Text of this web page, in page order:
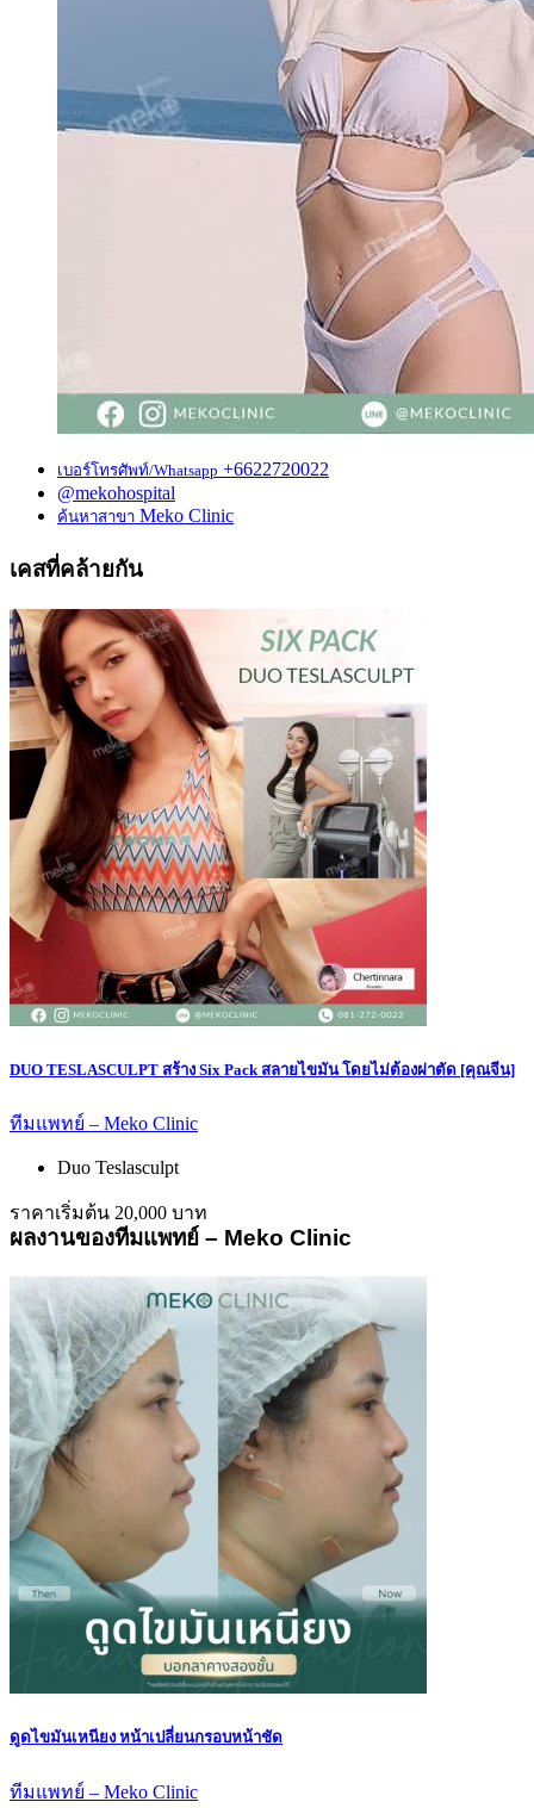
เบอร์โทรศัพท์/Whatsapp +6622720022
@mekohospital
ค้นหาสาขา Meko Clinic
เคสที่คล้ายกัน
DUO TESLASCULPT สร้าง Six Pack สลายไขมัน โดยไม่ต้องผ่าตัด [คุณจีน]
ทีมแพทย์ – Meko Clinic
Duo Teslasculpt
ราคาเริ่มต้น 20,000 บาท
ผลงานของทีมแพทย์ – Meko Clinic
ดูดไขมันเหนียง หน้าเปลี่ยนกรอบหน้าชัด
ทีมแพทย์ – Meko Clinic